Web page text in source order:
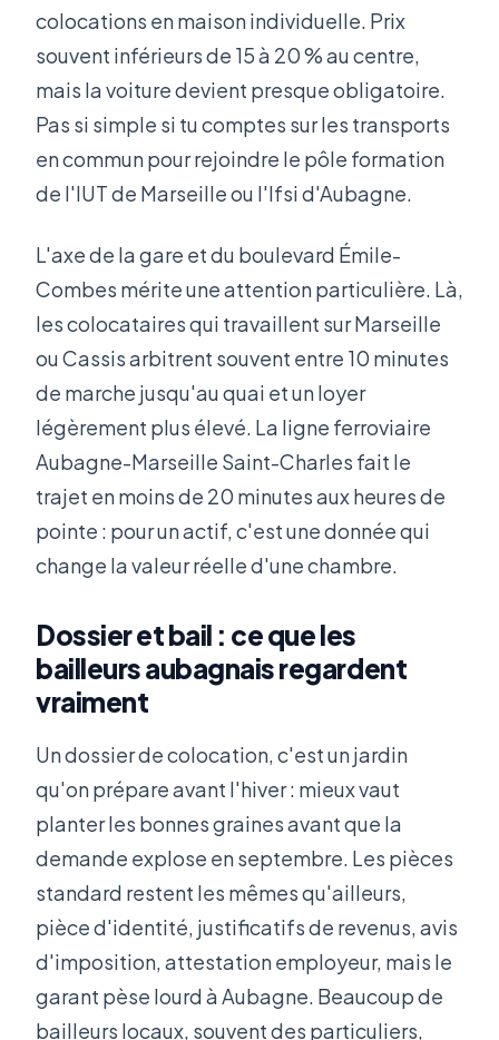
colocations en maison individuelle. Prix
souvent inférieurs de 15 à 20 % au centre,
mais la voiture devient presque obligatoire.
Pas si simple si tu comptes sur les transports
en commun pour rejoindre le pôle formation
de l'IUT de Marseille ou l'Ifsi d'Aubagne.
L'axe de la gare et du boulevard Émile-
Combes mérite une attention particulière. Là,
les colocataires qui travaillent sur Marseille
ou Cassis arbitrent souvent entre 10 minutes
de marche jusqu'au quai et un loyer
légèrement plus élevé. La ligne ferroviaire
Aubagne-Marseille Saint-Charles fait le
trajet en moins de 20 minutes aux heures de
pointe : pour un actif, c'est une donnée qui
change la valeur réelle d'une chambre.
Dossier et bail : ce que les
bailleurs aubagnais regardent
vraiment
Un dossier de colocation, c'est un jardin
qu'on prépare avant l'hiver : mieux vaut
planter les bonnes graines avant que la
demande explose en septembre. Les pièces
standard restent les mêmes qu'ailleurs,
pièce d'identité, justificatifs de revenus, avis
d'imposition, attestation employeur, mais le
garant pèse lourd à Aubagne. Beaucoup de
bailleurs locaux, souvent des particuliers,